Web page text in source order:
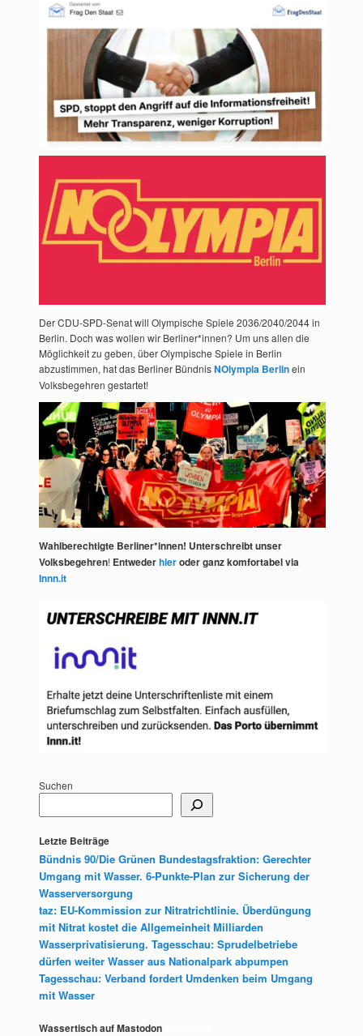
Der CDU-SPD-Senat will Olympische Spiele 2036/2040/2044 in
Berlin. Doch was wollen wir Berliner*innen? Um uns allen die
Möglichkeit zu geben, über Olympische Spiele in Berlin
abzustimmen, hat das Berliner BündnisNOlympia Berlinein
Volksbegehren gestartet!
Wahlberechtigte Berliner*innen! Unterschreibt unser
Volksbegehren! Entwederhieroder ganz komfortabel via
Innn.it
Suchen
Letzte Beiträge
Bündnis 90/Die Grünen Bundestagsfraktion: Gerechter
Umgang mit Wasser. 6-Punkte-Plan zur Sicherung der
Wasserversorgung
taz: EU-Kommission zur Nitratrichtlinie. Überdüngung
mit Nitrat kostet die Allgemeinheit Milliarden
Wasserprivatisierung. Tagesschau: Sprudelbetriebe
dürfen weiter Wasser aus Nationalpark abpumpen
Tagesschau: Verband fordert Umdenken beim Umgang
mit Wasser
Wassertisch auf Mastodon